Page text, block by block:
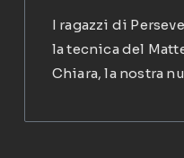
I ragazzi di
la tecnica del
Chiara, la nostra